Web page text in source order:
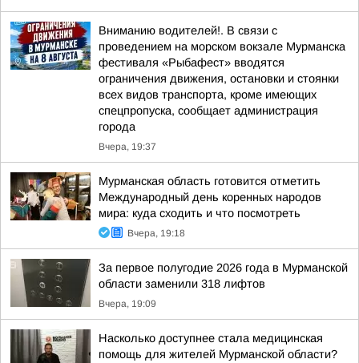
Вниманию водителей!. В связи с
проведением на морском вокзале Мурманска
фестиваля «Рыбафест» вводятся
ограничения движения, остановки и стоянки
всех видов транспорта, кроме имеющих
спецпропуска, сообщает администрация
города
Вчера, 19:37
Мурманская область готовится отметить
Международный день коренных народов
мира: куда сходить и что посмотреть
Вчера, 19:18
За первое полугодие 2026 года в Мурманской
области заменили 318 лифтов
Вчера, 19:09
Насколько доступнее стала медицинская
помощь для жителей Мурманской области?